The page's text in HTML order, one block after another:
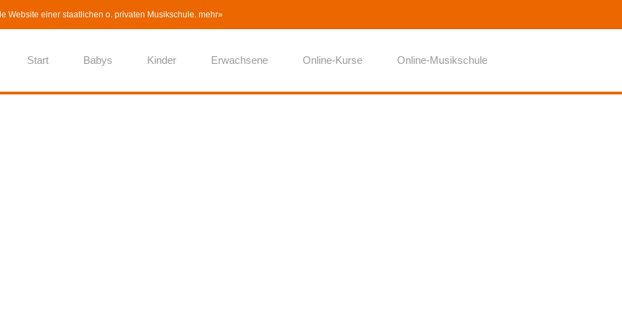
Website einer staatlichen o. privaten Musikschule. mehr»
Start Babys Kinder Erwachsene Online-Kurse Online-Musikschule